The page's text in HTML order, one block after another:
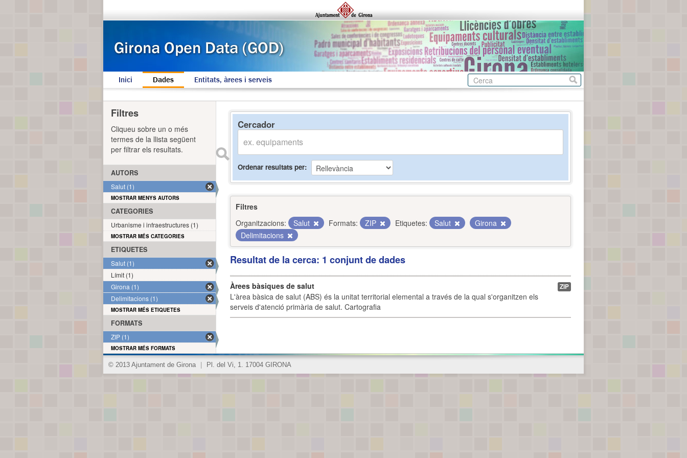
Inici Dades Entitats, àrees i serveis
Cercador
Ordenar resultats per
Filtres
Organitzacions:
Salut Formats: ZIP Etiquetes: Salut
Girona
Delimitacions
Resultat de la cerca: 1 conjunt de dades
Àrees bàsiques de salut
L'àrea bàsica de salut (ABS) és la unitat territorial elemental a través de la qual s'organitzen els
serveis d'atenció primària de salut. Cartografia
ZIP
Filtres
Cliqueu sobre un o més
termes de la llista següent
per filtrar els resultats.
AUTORS
Salut (1)
MOSTRAR MENYS AUTORS
CATEGORIES
Urbanisme i infraestructures (1)
MOSTRAR MÉS CATEGORIES
ETIQUETES
Salut (1)
Límit (1)
Girona (1)
Delimitacions (1)
MOSTRAR MÉS ETIQUETES
FORMATS
ZIP (1)
MOSTRAR MÉS FORMATS
© 2013 Ajuntament de Girona Pl. del Vi, 1. 17004 GIRONA